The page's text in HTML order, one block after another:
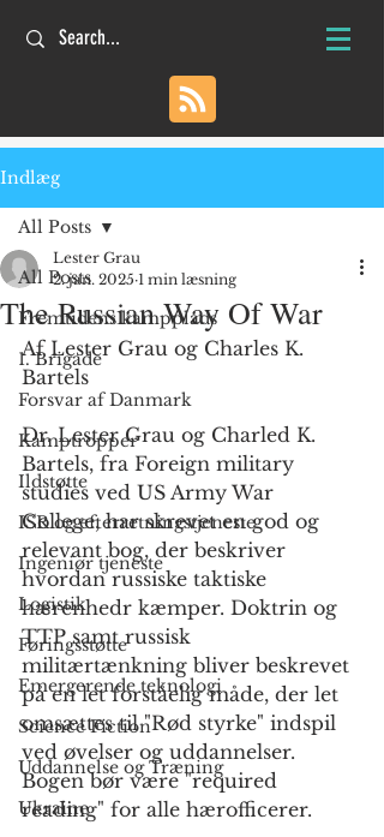
Indlæg
All Posts
Fremtidens kampplads
1. Brigade
Forsvar af Danmark
Kamptropper
Ildstøtte
ISR og efterretningstjeneste
Ingeniør tjeneste
Logistik
Føringsstøtte
Emergerende teknologi
Science Fiction
Uddannelse og Træning
Ukraine
All Posts
The Russian Way Of War
Lester Grau
2. jan. 2025 1 min læsning
Af Lester Grau og Charles K.
Bartels
Dr. Lester Grau og Charled K.
Bartels, fra Foreign military
studies ved US Army War
College, har skrevet en god og
relevant bog, der beskriver
hvordan russiske taktiske
hærenhedr kæmper. Doktrin og
TTP samt russisk
militærtænkning bliver beskrevet
på en let forståelig måde, der let
omsættes til "Rød styrke" indspil
ved øvelser og uddannelser.
Bogen bør være "required
reading" for alle hærofficerer.